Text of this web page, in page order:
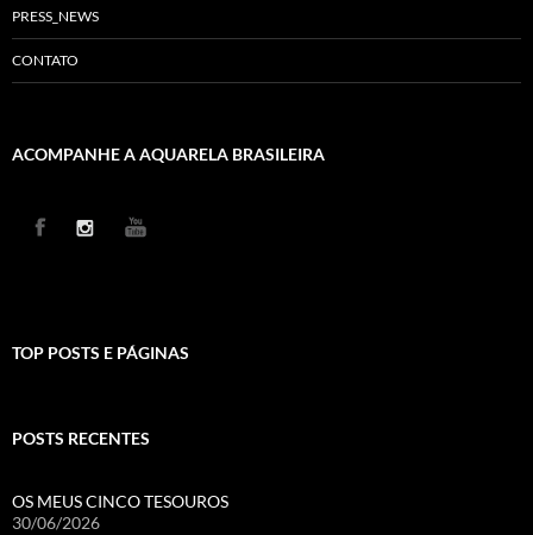
PRESS_NEWS
CONTATO
ACOMPANHE A AQUARELA BRASILEIRA
TOP POSTS E PÁGINAS
POSTS RECENTES
OS MEUS CINCO TESOUROS
30/06/2026